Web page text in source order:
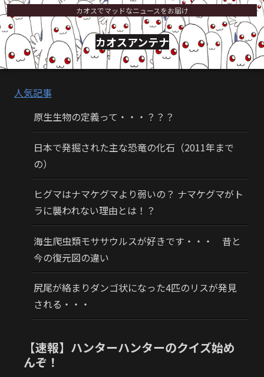
カオスでマッドなニュースをお届け
カオスアンテナ
人気記事
原生生物の定義って・・・？？？
日本で発掘された主な恐竜の化石（2011年まで
の）
ヒグマはナマケグマより弱いの？ ナマケグマがト
ラに襲われない理由とは！？
海生爬虫類モササウルスが好きです・・・ 昔と
今の復元図の違い
尻尾が絡まりダンゴ状になった4匹のリスが発見
される・・・
【速報】ハンターハンターのクイズ始め
んぞ！